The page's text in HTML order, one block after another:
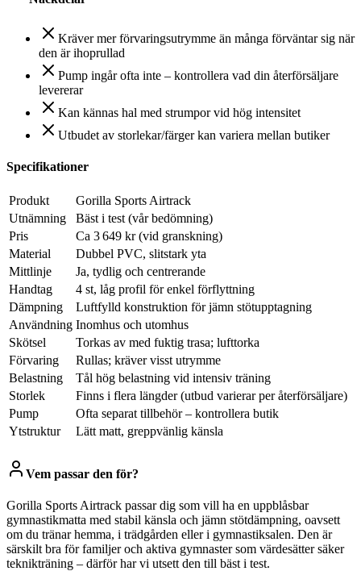
Kräver mer förvaringsutrymme än många förväntar sig när
den är ihoprullad
Pump ingår ofta inte – kontrollera vad din återförsäljare
levererar
Kan kännas hal med strumpor vid hög intensitet
Utbudet av storlekar/färger kan variera mellan butiker
Specifikationer
Produkt
Gorilla Sports Airtrack
Utnämning
Bäst i test (vår bedömning)
Pris
Ca 3 649 kr (vid granskning)
Material
Dubbel PVC, slitstark yta
Mittlinje
Ja, tydlig och centrerande
Handtag
4 st, låg profil för enkel förflyttning
Dämpning
Luftfylld konstruktion för jämn stötupptagning
Användning Inomhus och utomhus
Skötsel
Torkas av med fuktig trasa; lufttorka
Förvaring
Rullas; kräver visst utrymme
Belastning
Tål hög belastning vid intensiv träning
Storlek
Finns i flera längder (utbud varierar per återförsäljare)
Pump
Ofta separat tillbehör – kontrollera butik
Ytstruktur
Lätt matt, greppvänlig känsla
Vem passar den för?
Gorilla Sports Airtrack passar dig som vill ha en uppblåsbar
gymnastikmatta med stabil känsla och jämn stötdämpning, oavsett
om du tränar hemma, i trädgården eller i gymnastiksalen. Den är
särskilt bra för familjer och aktiva gymnaster som värdesätter säker
teknikträning – därför har vi utsett den till bäst i test.